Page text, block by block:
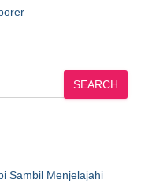
SEARCH
Sambil Menjelajahi